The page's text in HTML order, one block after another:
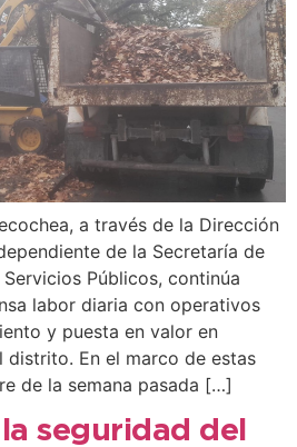
a través de la Dirección
de la Secretaría de
Públicos, continúa
labor diaria con operativos
y puesta en valor en
En el marco de estas
de la semana pasada […]
seguridad del